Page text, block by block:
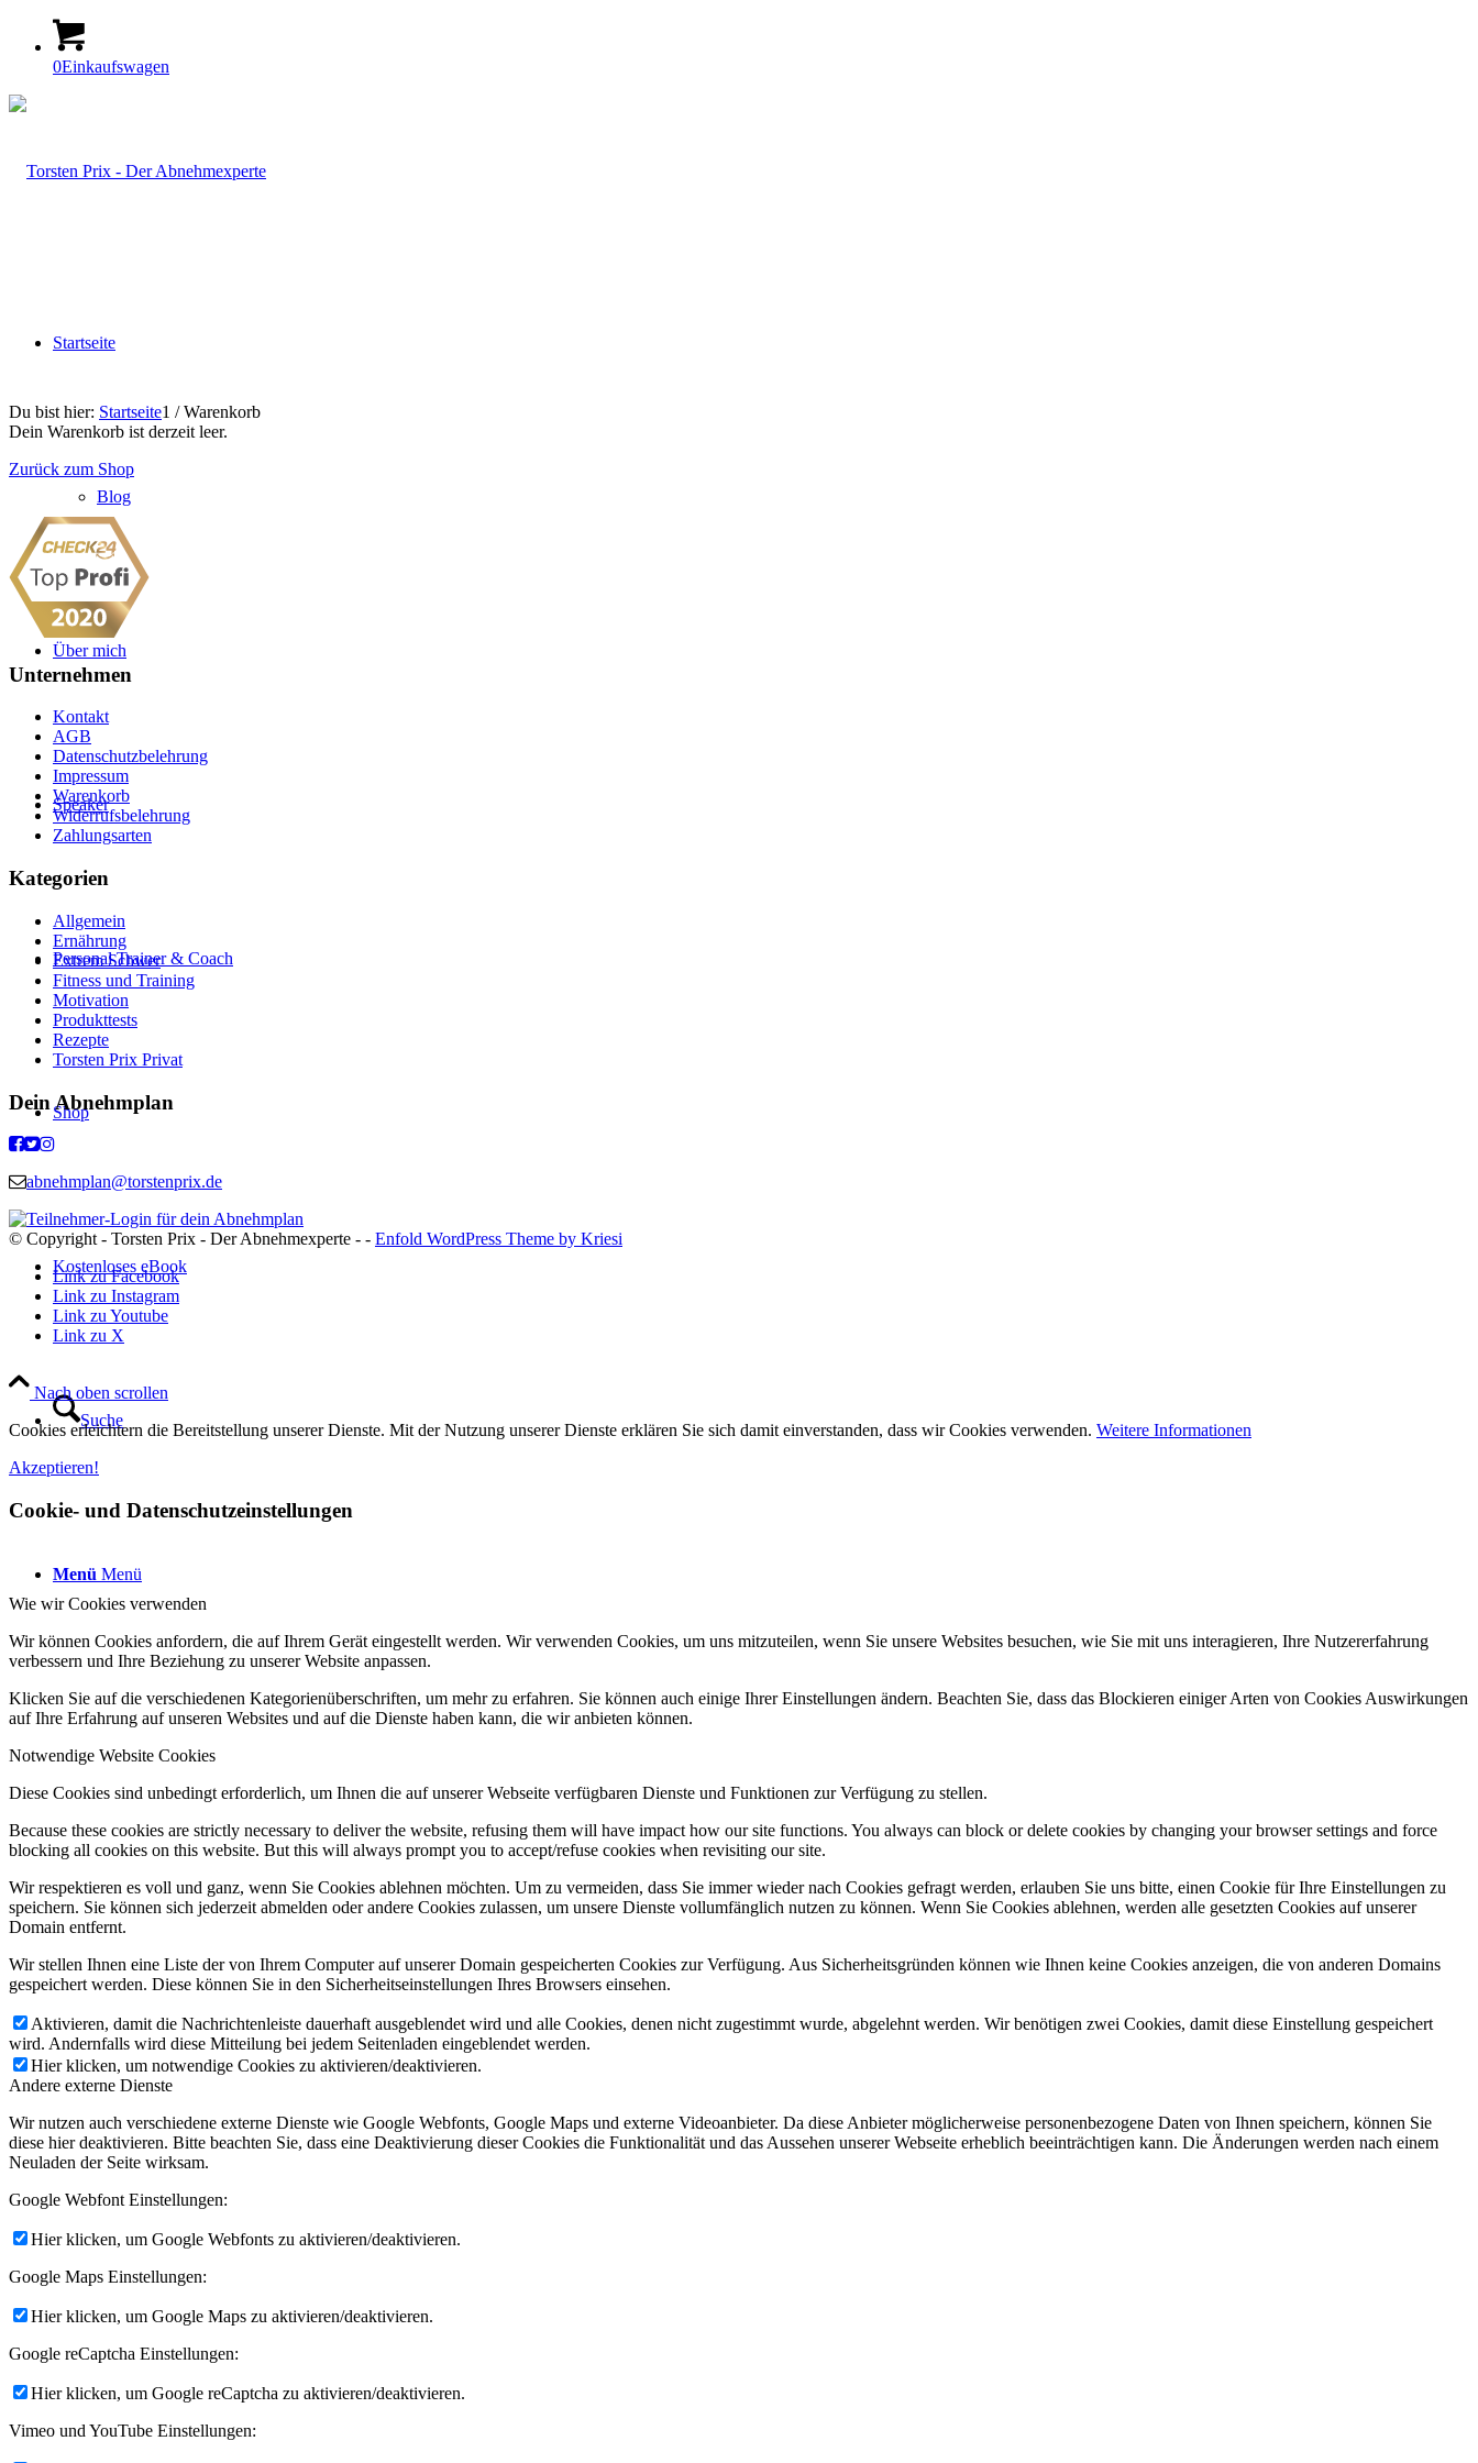
0Einkaufswagen
Startseite
Blog
Über mich
Speaker
Personal Trainer & Coach
Shop
Kostenloses eBook
Suche
Menü Menü
Du bist hier: Startseite1 / Warenkorb
Dein Warenkorb ist derzeit leer.
Zurück zum Shop
Unternehmen
Kontakt
AGB
Datenschutzbelehrung
Impressum
Warenkorb
Widerrufsbelehrung
Zahlungsarten
Kategorien
Allgemein
Ernährung
Extrem Schwer
Fitness und Training
Motivation
Produkttests
Rezepte
Torsten Prix Privat
Dein Abnehmplan
abnehmplan@torstenprix.de
© Copyright - Torsten Prix - Der Abnehmexperte - - Enfold WordPress Theme by Kriesi
Link zu Facebook
Link zu Instagram
Link zu Youtube
Link zu X
Nach oben scrollen
Cookies erleichtern die Bereitstellung unserer Dienste. Mit der Nutzung unserer Dienste erklären Sie sich damit einverstanden, dass wir Cookies verwenden. Weitere Informationen
Akzeptieren!
Cookie- und Datenschutzeinstellungen
Wie wir Cookies verwenden
Wir können Cookies anfordern, die auf Ihrem Gerät eingestellt werden. Wir verwenden Cookies, um uns mitzuteilen, wenn Sie unsere Websites besuchen, wie Sie mit uns interagieren, Ihre Nutzererfahrung
verbessern und Ihre Beziehung zu unserer Website anpassen.
Klicken Sie auf die verschiedenen Kategorienüberschriften, um mehr zu erfahren. Sie können auch einige Ihrer Einstellungen ändern. Beachten Sie, dass das Blockieren einiger Arten von Cookies Auswirkungen
auf Ihre Erfahrung auf unseren Websites und auf die Dienste haben kann, die wir anbieten können.
Notwendige Website Cookies
Diese Cookies sind unbedingt erforderlich, um Ihnen die auf unserer Webseite verfügbaren Dienste und Funktionen zur Verfügung zu stellen.
Because these cookies are strictly necessary to deliver the website, refusing them will have impact how our site functions. You always can block or delete cookies by changing your browser settings and force
blocking all cookies on this website. But this will always prompt you to accept/refuse cookies when revisiting our site.
Wir respektieren es voll und ganz, wenn Sie Cookies ablehnen möchten. Um zu vermeiden, dass Sie immer wieder nach Cookies gefragt werden, erlauben Sie uns bitte, einen Cookie für Ihre Einstellungen zu
speichern. Sie können sich jederzeit abmelden oder andere Cookies zulassen, um unsere Dienste vollumfänglich nutzen zu können. Wenn Sie Cookies ablehnen, werden alle gesetzten Cookies auf unserer
Domain entfernt.
Wir stellen Ihnen eine Liste der von Ihrem Computer auf unserer Domain gespeicherten Cookies zur Verfügung. Aus Sicherheitsgründen können wie Ihnen keine Cookies anzeigen, die von anderen Domains
gespeichert werden. Diese können Sie in den Sicherheitseinstellungen Ihres Browsers einsehen.
Aktivieren, damit die Nachrichtenleiste dauerhaft ausgeblendet wird und alle Cookies, denen nicht zugestimmt wurde, abgelehnt werden. Wir benötigen zwei Cookies, damit diese Einstellung gespeichert
wird. Andernfalls wird diese Mitteilung bei jedem Seitenladen eingeblendet werden.
Hier klicken, um notwendige Cookies zu aktivieren/deaktivieren.
Andere externe Dienste
Wir nutzen auch verschiedene externe Dienste wie Google Webfonts, Google Maps und externe Videoanbieter. Da diese Anbieter möglicherweise personenbezogene Daten von Ihnen speichern, können Sie
diese hier deaktivieren. Bitte beachten Sie, dass eine Deaktivierung dieser Cookies die Funktionalität und das Aussehen unserer Webseite erheblich beeinträchtigen kann. Die Änderungen werden nach einem
Neuladen der Seite wirksam.
Google Webfont Einstellungen:
Hier klicken, um Google Webfonts zu aktivieren/deaktivieren.
Google Maps Einstellungen:
Hier klicken, um Google Maps zu aktivieren/deaktivieren.
Google reCaptcha Einstellungen:
Hier klicken, um Google reCaptcha zu aktivieren/deaktivieren.
Vimeo und YouTube Einstellungen: